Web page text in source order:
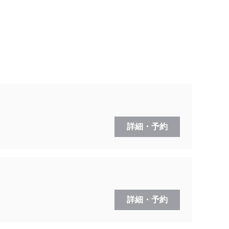
詳細・予約
詳細・予約